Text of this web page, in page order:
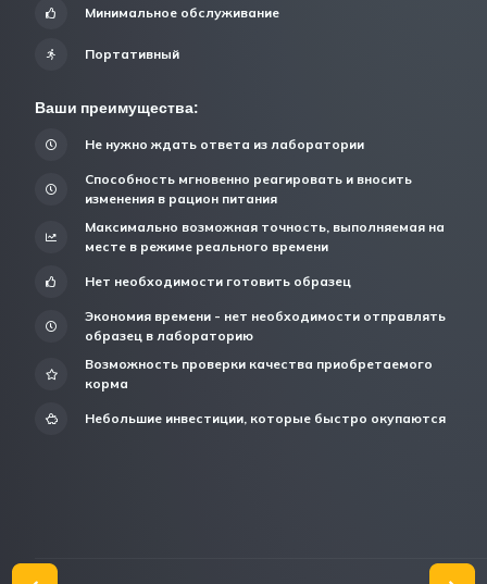
Минимальное обслуживание
Портативный
Ваши преимущества:
Не нужно ждать ответа из лаборатории
Способность мгновенно реагировать и вносить
изменения в рацион питания
Максимально возможная точность, выполняемая на
месте в режиме реального времени
Нет необходимости готовить образец
Экономия времени - нет необходимости отправлять
образец в лабораторию
Возможность проверки качества приобретаемого
корма
Небольшие инвестиции, которые быстро окупаются